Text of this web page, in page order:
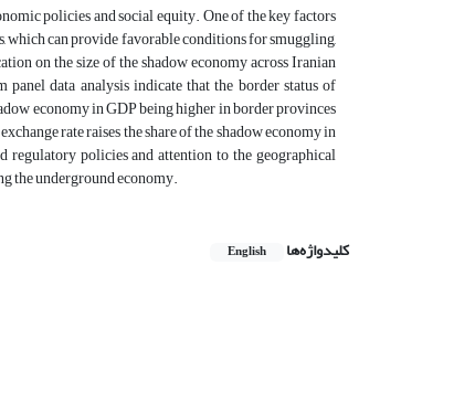
policies and social equity. One of the key factors
can provide favorable conditions for smuggling,
on the size of the shadow economy across Iranian
data analysis indicate that the border status of
economy in GDP being higher in border provinces
rate raises the share of the shadow economy in
regulatory policies and attention to the geographical
the underground economy.
کلیدواژه‌ها English